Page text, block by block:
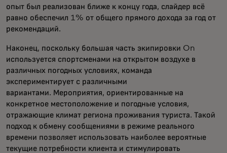
опыт был реализован ближе к концу года, слайдер всё
равно обеспечил 1% от общего прямого дохода за год от
рекомендаций.
Наконец, поскольку большая часть экипировки On
используется спортсменами на открытом воздухе в
различных погодных условиях, команда
экспериментирует с различными
вариантами. Мероприятия, ориентированные на
конкретное местоположение и погодные условия,
отражающие климат региона проживания туриста. Такой
подход к обмену сообщениями в режиме реального
времени позволяет использовать наиболее вероятные
текущие потребности клиента и стимулировать